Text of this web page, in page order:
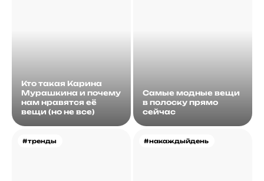
Кто такая Карина
Мурашкина и почему
нам нравятся её
вещи (но не все)
Самые модные вещи
в полоску прямо
сейчас
#тренды #накаждыйдень